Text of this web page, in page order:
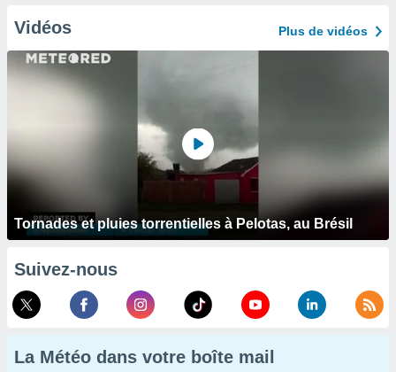
Vidéos Plus de vidéos
Tornades et pluies torrentielles à Pelotas, au Brésil
Suivez-nous
La Météo dans votre boîte mail